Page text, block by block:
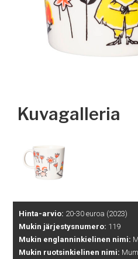
Kuvagalleria
Hinta-arvio: 20-30 euroa (2023)
Mukin järjestysnumero: 119
Mukin englanninkielinen nimi:
Mukin ruotsinkielinen nimi: